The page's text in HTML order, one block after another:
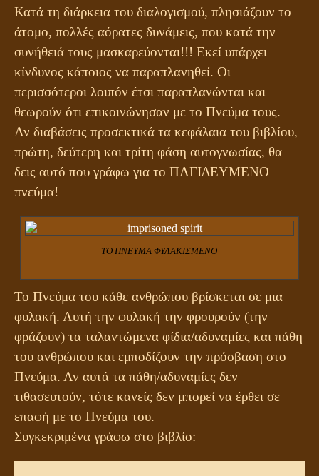
Κατά τη διάρκεια του διαλογισμού, πλησιάζουν το
άτομο, πολλές αόρατες δυνάμεις, που κατά την
συνήθειά τους μασκαρεύονται!!! Εκεί υπάρχει
κίνδυνος κάποιος να παραπλανηθεί. Οι
περισσότεροι λοιπόν έτσι παραπλανώνται και
θεωρούν ότι επικοινώνησαν με το Πνεύμα τους.
Αν διαβάσεις προσεκτικά τα κεφάλαια του βιβλίου,
πρώτη, δεύτερη και τρίτη φάση αυτογνωσίας, θα
δεις αυτό που γράφω για το ΠΑΓΙΔΕΥΜΕΝΟ
πνεύμα!
ΤΟ ΠΝΕΥΜΑ ΦΥΛΑΚΙΣΜΕΝΟ
Το Πνεύμα του κάθε ανθρώπου βρίσκεται σε μια
φυλακή. Αυτή την φυλακή την φρουρούν (την
φράζουν) τα ταλαντώμενα φίδια/αδυναμίες και πάθη
του ανθρώπου και εμποδίζουν την πρόσβαση στο
Πνεύμα. Αν αυτά τα πάθη/αδυναμίες δεν
τιθασευτούν, τότε κανείς δεν μπορεί να έρθει σε
επαφή με το Πνεύμα του.
Συγκεκριμένα γράφω στο βιβλίο: